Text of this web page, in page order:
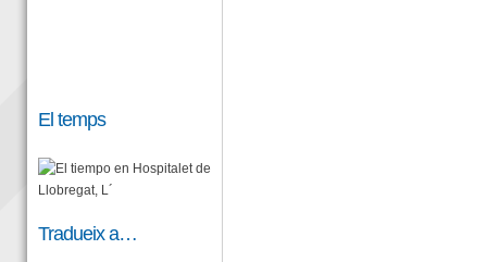
El temps
Tradueix a…